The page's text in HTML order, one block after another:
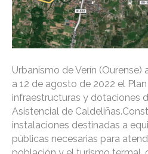
Urbanismo de Verín
a 12 de agosto de 2022 el
infraestructuras y dotaciones
Asistencial de
instalaciones destinadas a
públicas necesarias para